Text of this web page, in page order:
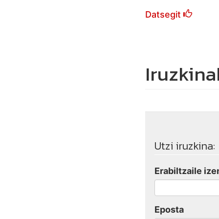
Datsegit
Utzi iruzkina:
Erabiltzaile
Eposta